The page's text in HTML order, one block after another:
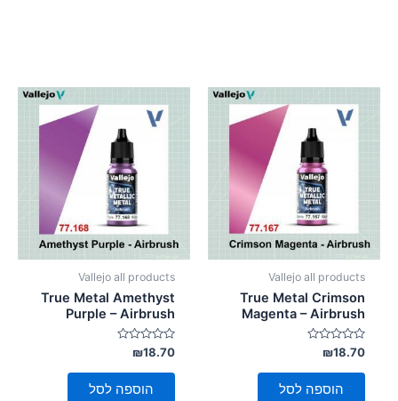
Vallejo all products
True Metal Crimson
Magenta – Airbrush
דורג
0
מתוך
₪18.70
הוספה לסל
Vallejo all products
True Metal Amethyst
Purple – Airbrush
דורג
0
מתוך
₪18.70
הוספה לסל